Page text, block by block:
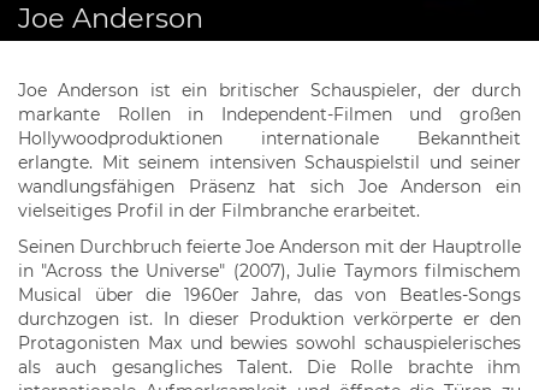
Joe Anderson
Joe Anderson ist ein britischer Schauspieler, der durch
markante Rollen in Independent-Filmen und großen
Hollywoodproduktionen internationale Bekanntheit
erlangte. Mit seinem intensiven Schauspielstil und seiner
wandlungsfähigen Präsenz hat sich Joe Anderson ein
vielseitiges Profil in der Filmbranche erarbeitet.
Seinen Durchbruch feierte Joe Anderson mit der Hauptrolle
in "Across the Universe" (2007), Julie Taymors filmischem
Musical über die 1960er Jahre, das von Beatles-Songs
durchzogen ist. In dieser Produktion verkörperte er den
Protagonisten Max und bewies sowohl schauspielerisches
als auch gesangliches Talent. Die Rolle brachte ihm